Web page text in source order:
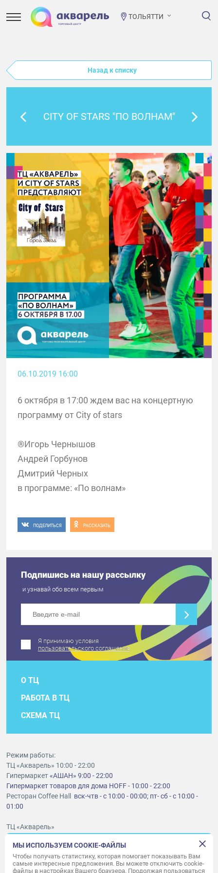
ТОЛЬЯТТИ
Назад к списку
CITY OF STARS "ПО ВОЛНАМ"
06.10.2019 16:00
6 октября в 17:00 ждем вас на концертную
программу от City of stars
®Игорь Чернышов
Андрей Горбунов
Дмитрий Черных
в программе: «По волнам»
ПОДЕЛИТЬСЯ РАССКАЗАТЬ
Подпишись на нашу рассылку
и узнавай обо всем первым
Я принимаю условия
пользовательского соглашения
О ТЦ
РАБОТА В ТЦ
СХЕМА ТЦ
Режим работы:
ТЦ «Акварель» 10:00 - 22:00
Гипермаркет«АШАН» 9:00 - 22:00
Гипермаркет товаров для дома HOFF - 10:00 - 22:00
Ресторан Coffee Hall вск-чтв - с 10:00 - 00:00; пт- сб - с 10:00 -
01:00
ТЦ «Акварель»
lt@aquarelle-centre.ru
ООО «Акварель»
МЫ ИСПОЛЬЗУЕМ COOKIE-ФАЙЛЫ
Чтобы получать статистику, которая помогает показывать Вам
самые интересные предложения. Вы можете отключить cookie-
файлы в настройках Вашего браузера. Продолжая пользоваться